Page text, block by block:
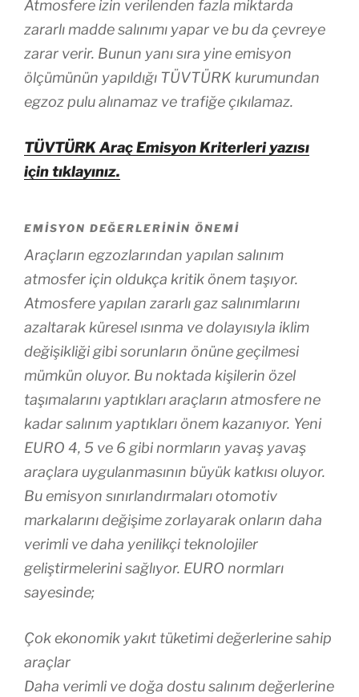
Atmosfere izin verilenden fazla miktarda
zararlı madde salınımı yapar ve bu da çevreye
zarar verir. Bunun yanı sıra yine emisyon
ölçümünün yapıldığı TÜVTÜRK kurumundan
egzoz pulu alınamaz ve trafiğe çıkılamaz.
TÜVTÜRK Araç Emisyon Kriterleri yazısı
için tıklayınız.
EMISYON DEĞERLERININ ÖNEMI
Araçların egzozlarından yapılan salınım
atmosfer için oldukça kritik önem taşıyor.
Atmosfere yapılan zararlı gaz salınımlarını
azaltarak küresel ısınma ve dolayısıyla iklim
değişikliği gibi sorunların önüne geçilmesi
mümkün oluyor. Bu noktada kişilerin özel
taşımalarını yaptıkları araçların atmosfere ne
kadar salınım yaptıkları önem kazanıyor. Yeni
EURO 4, 5 ve 6 gibi normların yavaş yavaş
araçlara uygulanmasının büyük katkısı oluyor.
Bu emisyon sınırlandırmaları otomotiv
markalarını değişime zorlayarak onların daha
verimli ve daha yenilikçi teknolojiler
geliştirmelerini sağlıyor. EURO normları
sayesinde;
Çok ekonomik yakıt tüketimi değerlerine sahip
araçlar
Daha verimli ve doğa dostu salınım değerlerine